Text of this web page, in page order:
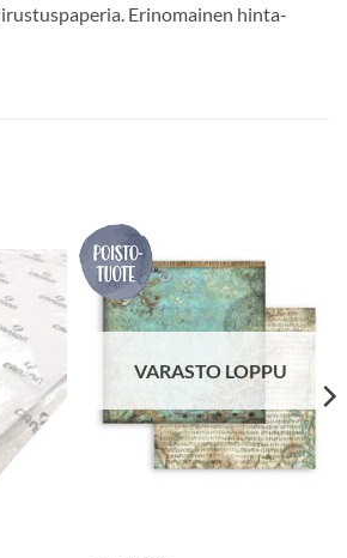
Erinomainen hinta-
VARASTO LOPPU